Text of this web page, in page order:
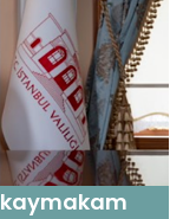
kaymakam